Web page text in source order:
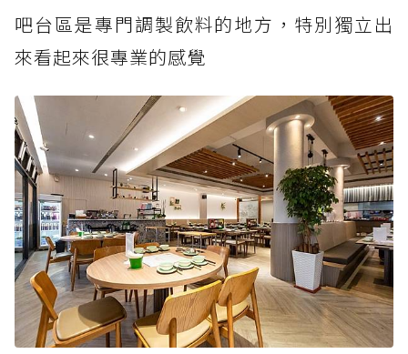
吧台區是專門調製飲料的地方，特別獨立出
來看起來很專業的感覺